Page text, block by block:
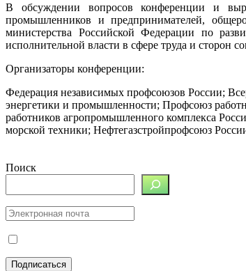
В обсуждении вопросов конференции и
промышленников и предпринимателей,
министерства Российской Федерации по
исполнительной власти в сфере труда и сторон
Организаторы конференции:
Федерация независимых профсоюзов России;
энергетики и промышленности; Профсоюз
работников агропромышленного комплекса
морской техники; Нефтегазстройпрофсоюз
Поиск